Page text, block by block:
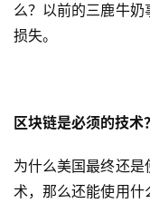
么？以前的三鹿牛
损失。
区块链是必须的技术？
为什么美国最终还
术，那么还能使用